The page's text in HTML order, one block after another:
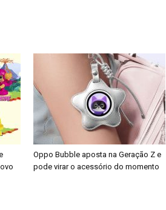
Oppo Bubble aposta na Geração Z e
pode virar o acessório do momento